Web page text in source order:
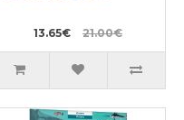
13.65€ 21.00€